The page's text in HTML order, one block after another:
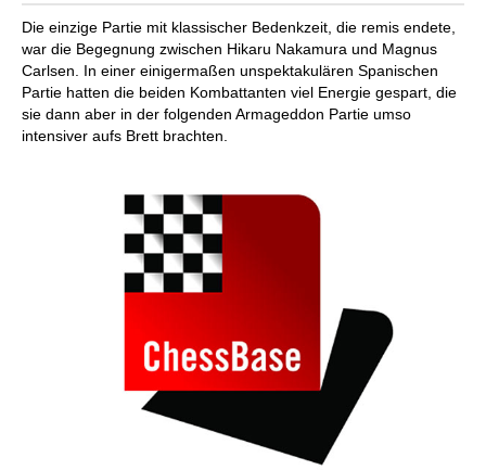
Die einzige Partie mit klassischer Bedenkzeit, die remis endete,
war die Begegnung zwischen Hikaru Nakamura und Magnus
Carlsen. In einer einigermaßen unspektakulären Spanischen
Partie hatten die beiden Kombattanten viel Energie gespart, die
sie dann aber in der folgenden Armageddon Partie umso
intensiver aufs Brett brachten.